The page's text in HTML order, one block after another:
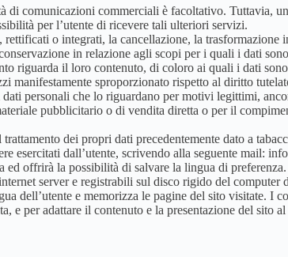
di comunicazioni commerciali è facoltativo. Tuttavia,
per l’utente di ricevere tali ulteriori servizi.
o integrati, la cancellazione, la
in relazione agli scopi per i quali i dati
riguarda il loro contenuto, di coloro ai quali i dati
manifestamente sproporzionato rispetto al diritto
personali che lo riguardano per motivi legittimi,
pubblicitario o di vendita diretta o per il
dei propri dati precedentemente dato a
esercitati dall’utente, scrivendo alla seguente mail:
offrirà la possibilità di salvare la lingua di
server e registrabili sul disco rigido del computer
dell’utente e memorizza le pagine del sito visitate. I
e per adattare il contenuto e la presentazione del sito